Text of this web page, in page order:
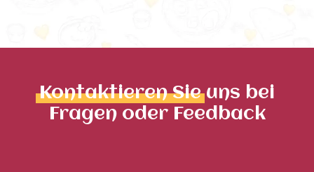
Kontaktieren Sieuns bei
Fragen oder Feedback